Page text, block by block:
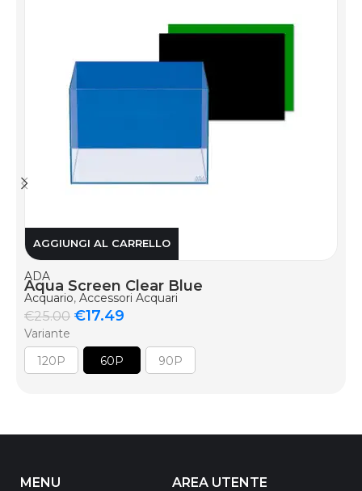
AGGIUNGI AL CARRELLO
ADA
Aqua Screen Clear Blue
Acquario, Accessori Acquari
€25.00 €17.49
Variante
120P
60P 90P
MENU AREA UTENTE